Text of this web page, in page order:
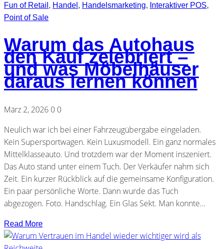
Fun of Retail , Handel , Handelsmarketing, Interaktiver POS,
Point of Sale
Warum das Autohaus
den Kauf zelebriert –
und was Möbelhäuser
daraus lernen können
März 2, 2026 0 0
Neulich war ich bei einer Fahrzeugübergabe eingeladen.
Kein Supersportwagen. Kein Luxusmodell. Ein ganz normales
Mittelklasseauto. Und trotzdem war der Moment inszeniert.
Das Auto stand unter einem Tuch. Der Verkäufer nahm sich
Zeit. Ein kurzer Rückblick auf die gemeinsame Konfiguration.
Ein paar persönliche Worte. Dann wurde das Tuch
abgezogen. Foto. Handschlag. Ein Glas Sekt. Man konnte...
Read More